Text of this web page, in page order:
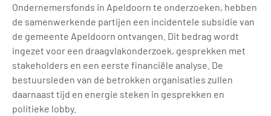
Ondernemersfonds in Apeldoorn te onderzoeken, hebben
de samenwerkende partijen een incidentele subsidie van
de gemeente Apeldoorn ontvangen. Dit bedrag wordt
ingezet voor een draagvlakonderzoek, gesprekken met
stakeholders en een eerste financiële analyse. De
bestuursleden van de betrokken organisaties zullen
daarnaast tijd en energie steken in gesprekken en
politieke lobby.